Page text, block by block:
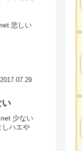
悲しい
2017.07.29
い
少ない
しハエや